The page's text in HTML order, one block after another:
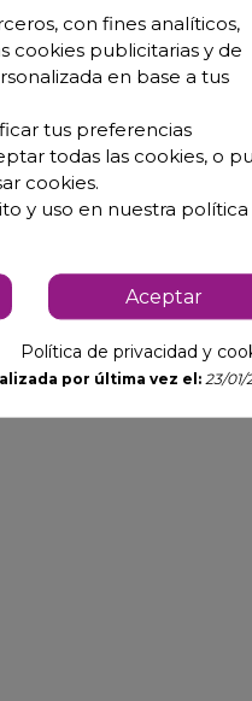
1 2 3
con fines analíticos,
cookies publicitarias y de
en base a tus
tus preferencias
todas las cookies, o
cookies.
y uso en nuestra política
Aceptar
Política de privacidad y
por última vez el:23/01/